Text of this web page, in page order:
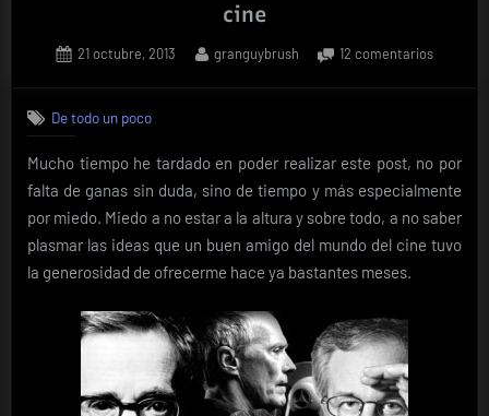
cine
Posted
21 octubre, 2013 By
granguybrush 12 comentariosen
buen
director
de
De todo un poco
Mucho tiempo he tardado en poder realizar este post, no por
falta de ganas sin duda, sino de tiempo y más especialmente
por miedo. Miedo a no estar a la altura y sobre todo, a no saber
plasmar las ideas que un buen amigo del mundo del cine tuvo
la generosidad de ofrecerme hace ya bastantes meses.